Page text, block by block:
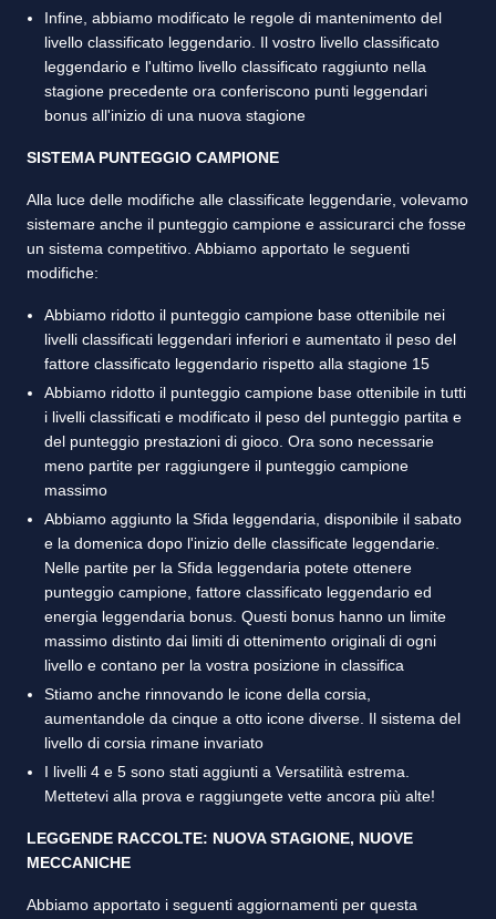
Infine, abbiamo modificato le regole di mantenimento del
livello classificato leggendario. Il vostro livello classificato
leggendario e l'ultimo livello classificato raggiunto nella
stagione precedente ora conferiscono punti leggendari
bonus all'inizio di una nuova stagione
SISTEMA PUNTEGGIO CAMPIONE
Alla luce delle modifiche alle classificate leggendarie, volevamo
sistemare anche il punteggio campione e assicurarci che fosse
un sistema competitivo. Abbiamo apportato le seguenti
modifiche:
Abbiamo ridotto il punteggio campione base ottenibile nei
livelli classificati leggendari inferiori e aumentato il peso del
fattore classificato leggendario rispetto alla stagione 15
Abbiamo ridotto il punteggio campione base ottenibile in tutti
i livelli classificati e modificato il peso del punteggio partita e
del punteggio prestazioni di gioco. Ora sono necessarie
meno partite per raggiungere il punteggio campione
massimo
Abbiamo aggiunto la Sfida leggendaria, disponibile il sabato
e la domenica dopo l'inizio delle classificate leggendarie.
Nelle partite per la Sfida leggendaria potete ottenere
punteggio campione, fattore classificato leggendario ed
energia leggendaria bonus. Questi bonus hanno un limite
massimo distinto dai limiti di ottenimento originali di ogni
livello e contano per la vostra posizione in classifica
Stiamo anche rinnovando le icone della corsia,
aumentandole da cinque a otto icone diverse. Il sistema del
livello di corsia rimane invariato
I livelli 4 e 5 sono stati aggiunti a Versatilità estrema.
Mettetevi alla prova e raggiungete vette ancora più alte!
LEGGENDE RACCOLTE: NUOVA STAGIONE, NUOVE
MECCANICHE
Abbiamo apportato i seguenti aggiornamenti per questa